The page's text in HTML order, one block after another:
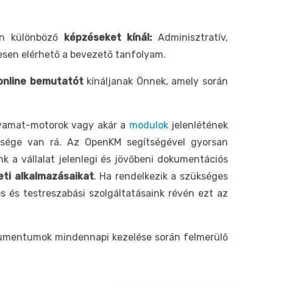
különböző képzéseket kínál: Adminisztratív,
elérhető a bevezető tanfolyam.
bemutatótkínáljanak Önnek, amely során
motorok vagy akár a modulokjelenlétének
van rá. Az OpenKM segítségével gyorsan
a vállalat jelenlegi és jövőbeni dokumentációs
alkalmazásaikat. Ha rendelkezik a szükséges
és testreszabási szolgáltatásaink révén ezt az
mindennapi kezelése során felmerülő